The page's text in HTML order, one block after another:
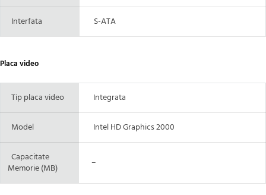
Interfata S-ATA
Placa video
Tip placa video Integrata
Model Intel HD Graphics 2000
Capacitate
Memorie (MB)
–